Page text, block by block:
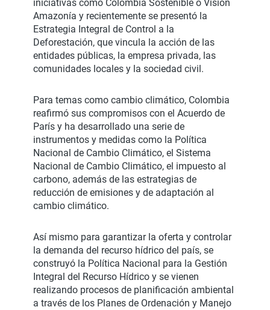
iniciativas como Colombia Sostenible o Visión
Amazonía y recientemente se presentó la
Estrategia Integral de Control a la
Deforestación, que vincula la acción de las
entidades públicas, la empresa privada, las
comunidades locales y la sociedad civil.
Para temas como cambio climático, Colombia
reafirmó sus compromisos con el Acuerdo de
París y ha desarrollado una serie de
instrumentos y medidas como la Política
Nacional de Cambio Climático, el Sistema
Nacional de Cambio Climático, el impuesto al
carbono, además de las estrategias de
reducción de emisiones y de adaptación al
cambio climático.
Así mismo para garantizar la oferta y controlar
la demanda del recurso hídrico del país, se
construyó la Política Nacional para la Gestión
Integral del Recurso Hídrico y se vienen
realizando procesos de planificación ambiental
a través de los Planes de Ordenación y Manejo